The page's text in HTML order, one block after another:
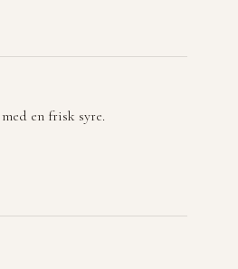
en frisk syre.